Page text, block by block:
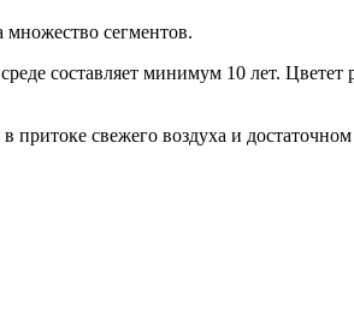
сегментов.
составляет минимум 10 лет.
притоке свежего воздуха и